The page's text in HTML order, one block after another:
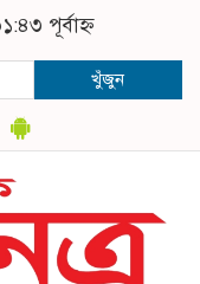
পূর্বাহ্ন
খুঁজুন